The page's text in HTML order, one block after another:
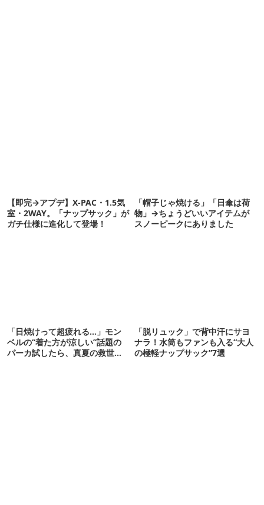
【即完→アプデ】X-PAC・1.5気
室・2WAY。「ナップサック」が
ガチ仕様に進化して登場！
「帽子じゃ焼ける」「日傘は荷
物」→ちょうどいいアイテムが
スノーピークにありました
「日焼けって超疲れる…」モン
ベルの“着た方が涼しい”話題の
パーカ試したら、真夏の救世主
「脱リュック」で背中汗にサヨ
ナラ！水筒もファンも入る“大人
の極軽ナップサック”7選